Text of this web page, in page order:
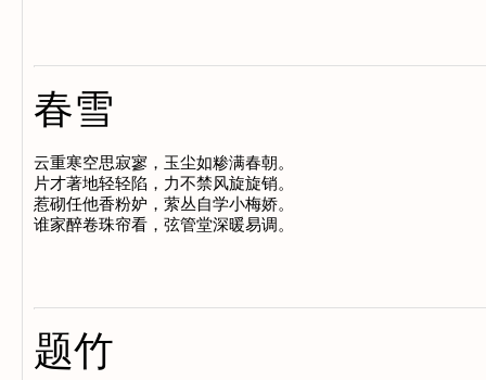
春雪
云重寒空思寂寥，玉尘如糁满春朝。
片才著地轻轻陷，力不禁风旋旋销。
惹砌任他香粉妒，萦丛自学小梅娇。
题竹